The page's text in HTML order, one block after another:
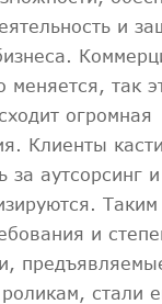
и
меняется, так
огромная
Клиенты
за аутсорсинг
Таким
и
стали